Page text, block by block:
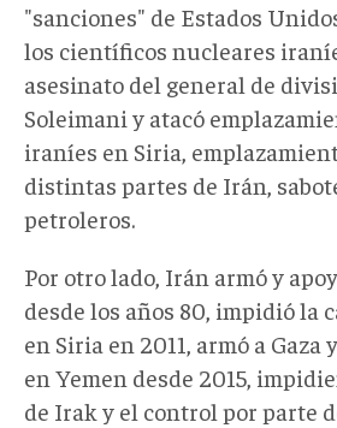
"sanciones" de Estados
los científicos nucleares
asesinato del general de
Soleimani y atacó
iraníes en Siria,
distintas partes de Irán,
petroleros.
Por otro lado, Irán armó y
desde los años 80, impidió la
en Siria en 2011, armó a Gaza
en Yemen desde 2015,
de Irak y el control por parte